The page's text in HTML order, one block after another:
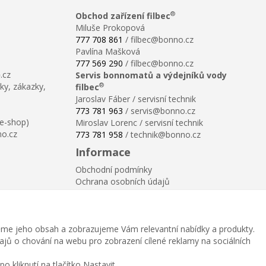
zákazky,
shop)
Obchod zařízení filbec®
Miluše Prokopová
777 708 861 / filbec@bonno.cz
Pavlína Mašková
777 569 290 / filbec@bonno.cz
Servis bonnomatů a výdejníků vody
filbec®
Jaroslav Fáber / servisní technik
773 781 963 / servis@bonno.cz
Miroslav Lorenc / servisní technik
773 781 958 / technik@bonno.cz
Informace
Obchodní podmínky
Ochrana osobních údajů
Velikostní tabulka
Nastavení soukromí
jeho obsah a zobrazujeme Vám relevantní nabídky a produkty.
o chování na webu pro zobrazení cílené reklamy na sociálních